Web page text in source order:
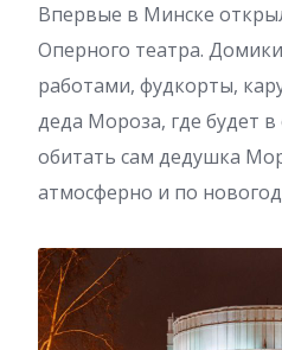
Впервые в Минске
Оперного театра.
работами, фудкорты,
деда Мороза, где будет
обитать сам дедушка
атмосферно и по